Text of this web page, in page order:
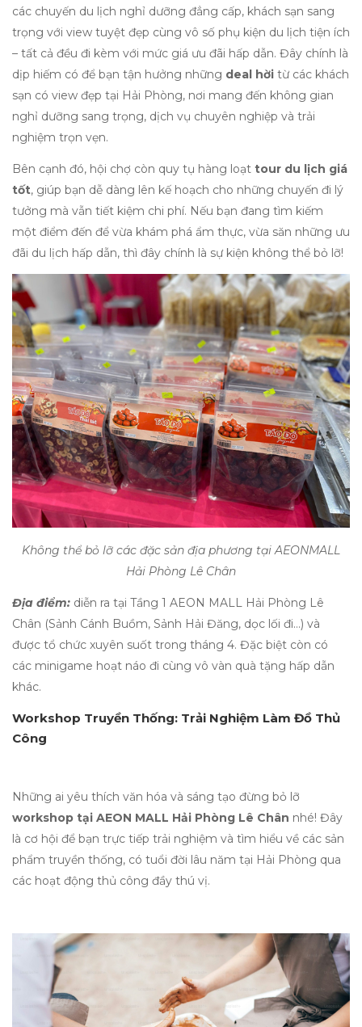
các chuyến du lịch nghỉ dưỡng đẳng cấp, khách sạn sang
trọng với view tuyệt đẹp cùng vô số phụ kiện du lịch tiện ích
– tất cả đều đi kèm với mức giá ưu đãi hấp dẫn. Đây chính là
dịp hiếm có để bạn tận hưởng những deal hời từ các khách
sạn có view đẹp tại Hải Phòng, nơi mang đến không gian
nghỉ dưỡng sang trọng, dịch vụ chuyên nghiệp và trải
nghiệm trọn vẹn.
Bên cạnh đó, hội chợ còn quy tụ hàng loạt tour du lịch giá
tốt, giúp bạn dễ dàng lên kế hoạch cho những chuyến đi lý
tưởng mà vẫn tiết kiệm chi phí. Nếu bạn đang tìm kiếm
một điểm đến để vừa khám phá ẩm thực, vừa săn những ưu
đãi du lịch hấp dẫn, thì đây chính là sự kiện không thể bỏ lỡ!
Không thể bỏ lỡ các đặc sản địa phương tại AEONMALL
Hải Phòng Lê Chân
Địa điểm: diễn ra tại Tầng 1 AEON MALL Hải Phòng Lê
Chân (Sảnh Cánh Buồm, Sảnh Hải Đăng, dọc lối đi…) và
được tổ chức xuyên suốt trong tháng 4. Đặc biệt còn có
các minigame hoạt náo đi cùng vô vàn quà tặng hấp dẫn
khác.
Workshop Truyền Thống: Trải Nghiệm Làm Đồ Thủ
Công
Những ai yêu thích văn hóa và sáng tạo đừng bỏ lỡ
workshop tại AEON MALL Hải Phòng Lê Chân nhé! Đây
là cơ hội để bạn trực tiếp trải nghiệm và tìm hiểu về các sản
phẩm truyền thống, có tuổi đời lâu năm tại Hải Phòng qua
các hoạt động thủ công đầy thú vị.